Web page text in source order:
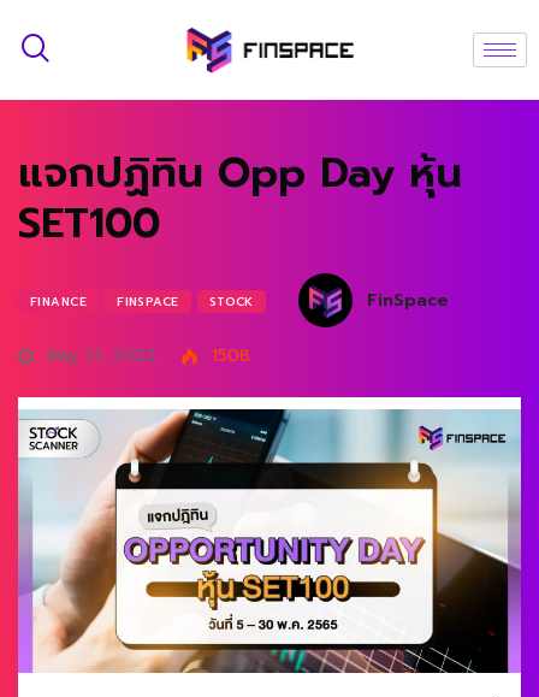
แจกปฏิทิน Opp Day หุ้น
SET100
FINANCE FINSPACE STOCK FinSpace
May 21, 2022 1508